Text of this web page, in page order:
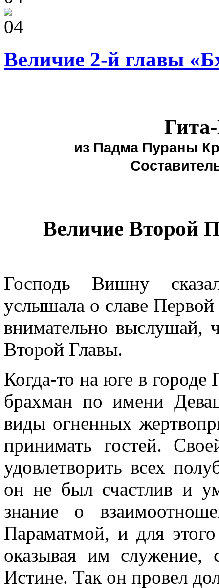
Величие 2-й главы
из Падма Пураны
Величие Второй
Господь Вишну
услышала о славе
внимательно выслушай,
Второй Главы.
Когда-то на юге в
брахман по имени
виды огненных
принимать гостей.
удовлетворить всех
он не был счастлив и
знание о
Параматмой, и для
оказывая им
Истине. Так он провел